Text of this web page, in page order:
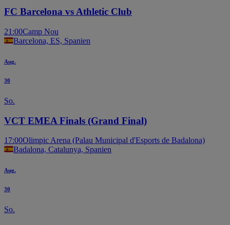
FC Barcelona vs Athletic Club
21:00Camp Nou
Barcelona, ES, Spanien
Aug.
30
So.
VCT EMEA Finals (Grand Final)
17:00Olimpic Arena (Palau Municipal d'Esports de Badalona)
Badalona, Catalunya, Spanien
Aug.
30
So.